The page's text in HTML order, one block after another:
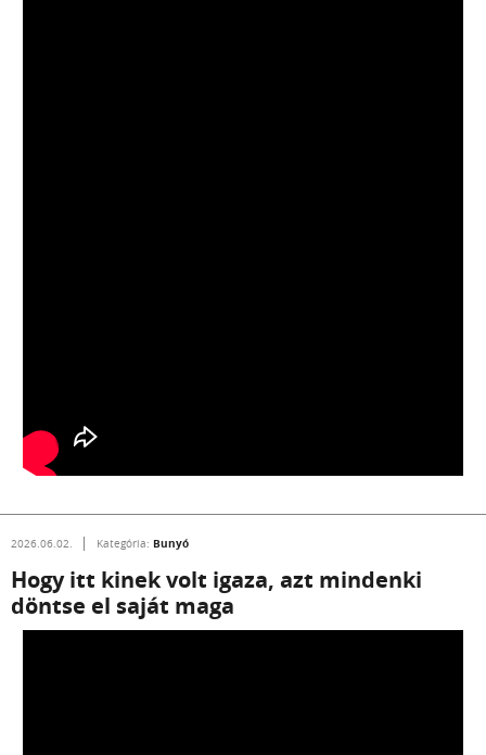
2026.06.02. Kategória: Bunyó
Hogy itt kinek volt igaza, azt mindenki
döntse el saját maga